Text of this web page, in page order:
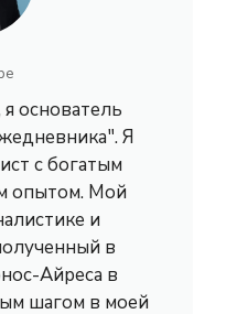
основатель
Я
с богатым
опытом. Мой
и
в
Айреса в
шагом в моей